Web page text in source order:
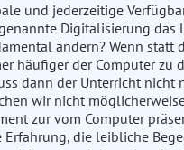
und jederzeitige
Digitalisierung das
ändern? Wenn statt
häufiger der Computer zu
dann der Unterricht nicht
wir nicht
zur vom Computer
die leibliche